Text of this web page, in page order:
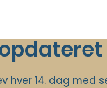
hver 14. dag med